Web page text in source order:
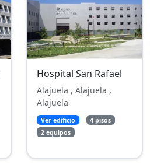
Hospital San Rafael
Alajuela , Alajuela ,
Alajuela
Ver edificio
4 pisos
2 equipos